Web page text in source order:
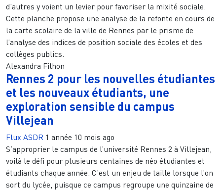
d’autres y voient un levier pour favoriser la mixité sociale.
Cette planche propose une analyse de la refonte en cours de
la carte scolaire de la ville de Rennes par le prisme de
l’analyse des indices de position sociale des écoles et des
collèges publics.
Alexandra Filhon
Rennes 2 pour les nouvelles étudiantes
et les nouveaux étudiants, une
exploration sensible du campus
Villejean
Flux ASDR 1 année 10 mois ago
S’approprier le campus de l’université Rennes 2 à Villejean,
voilà le défi pour plusieurs centaines de néo étudiantes et
étudiants chaque année. C’est un enjeu de taille lorsque l’on
sort du lycée, puisque ce campus regroupe une quinzaine de